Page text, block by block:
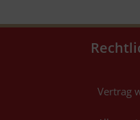
Vertrag